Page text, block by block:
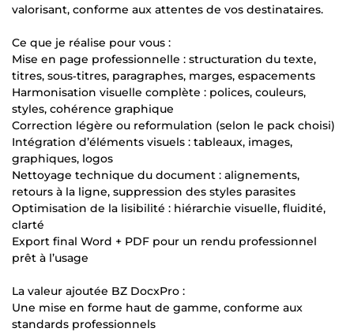
valorisant, conforme aux attentes de vos destinataires.
Ce que je réalise pour vous :
Mise en page professionnelle : structuration du texte,
titres, sous‑titres, paragraphes, marges, espacements
Harmonisation visuelle complète : polices, couleurs,
styles, cohérence graphique
Correction légère ou reformulation (selon le pack choisi)
Intégration d’éléments visuels : tableaux, images,
graphiques, logos
Nettoyage technique du document : alignements,
retours à la ligne, suppression des styles parasites
Optimisation de la lisibilité : hiérarchie visuelle, fluidité,
clarté
Export final Word + PDF pour un rendu professionnel
prêt à l’usage
La valeur ajoutée BZ DocxPro :
Une mise en forme haut de gamme, conforme aux
standards professionnels